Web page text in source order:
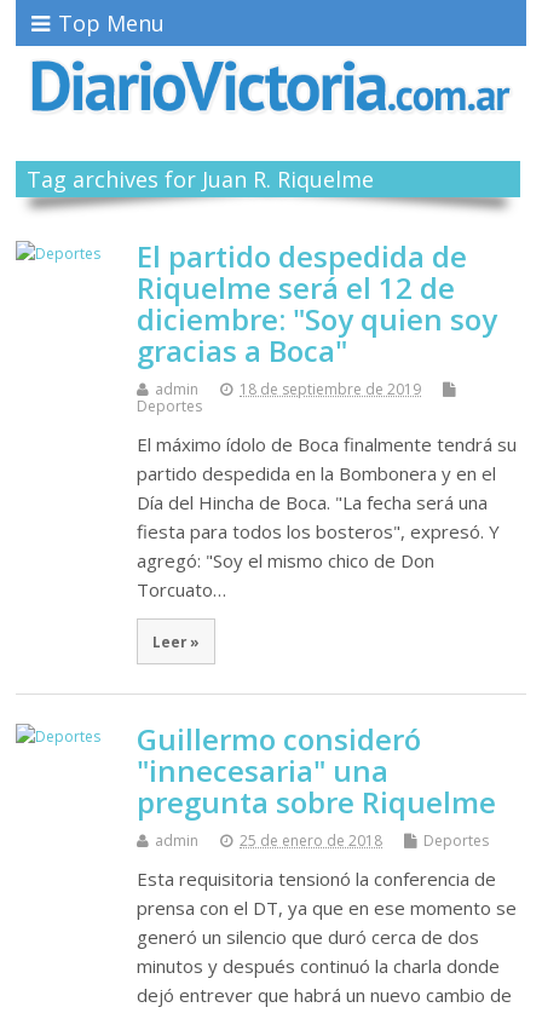
Top Menu
Tag archives for Juan R. Riquelme
El partido despedida de
Riquelme será el 12 de
diciembre: "Soy quien soy
gracias a Boca"
admin
18 de septiembre de 2019
Deportes
El máximo ídolo de Boca finalmente tendrá su
partido despedida en la Bombonera y en el
Día del Hincha de Boca. "La fecha será una
fiesta para todos los bosteros", expresó. Y
agregó: "Soy el mismo chico de Don
Torcuato…
Leer »
Guillermo consideró
"innecesaria" una
pregunta sobre Riquelme
admin 25 de enero de 2018 Deportes
Esta requisitoria tensionó la conferencia de
prensa con el DT, ya que en ese momento se
generó un silencio que duró cerca de dos
minutos y después continuó la charla donde
dejó entrever que habrá un nuevo cambio de